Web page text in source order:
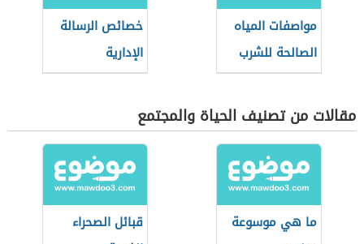
مواصفات المياه
الصالحة للشرب
حسب منظمة
الصحة العالمية
خصائص الرسالة
الإدارية
مقالات من تصنيف الحياة والمجتمع
ما هي موسوعة
قبائل الصحراء